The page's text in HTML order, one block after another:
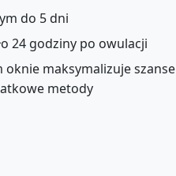
do 5 dni
24 godziny po owulacji
maksymalizuje szanse
metody